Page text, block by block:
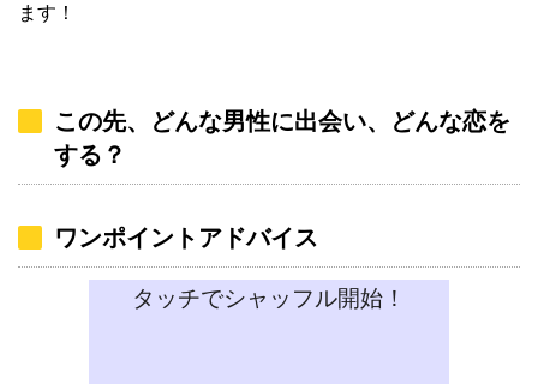
ます！
この先、どんな男性に出会い、どんな恋を
する？
ワンポイントアドバイス
タッチでシャッフル開始！